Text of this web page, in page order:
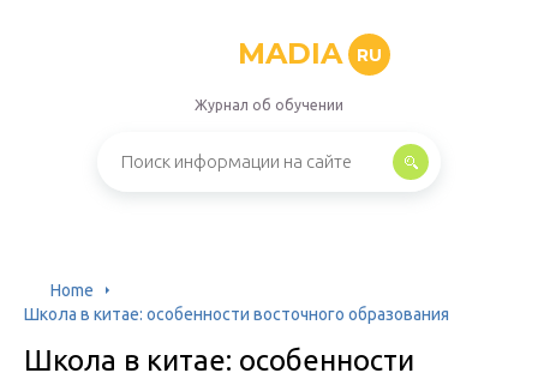
MADIA RU
Журнал об обучении
Home
Школа в китае: особенности восточного образования
Школа в китае: особенности